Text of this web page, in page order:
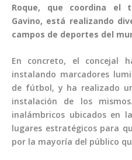
Roque, que coordina el
Gavino, está realizando
campos de deportes del
En concreto, el concejal
instalando marcadores
de fútbol, y ha realizado
instalación de los
inalámbricos ubicados en
lugares estratégicos para
por la mayoría del público